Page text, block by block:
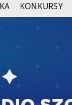
KONKURSY